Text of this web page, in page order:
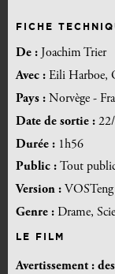
FICHE
De : Joachim Trier
Avec : Eili Harboe,
Pays : Norvège -
Date de sortie :
Durée : 1h56
Public : Tout
Version : VOSTeng
Genre : Drame,
LE FILM
Avertissement :